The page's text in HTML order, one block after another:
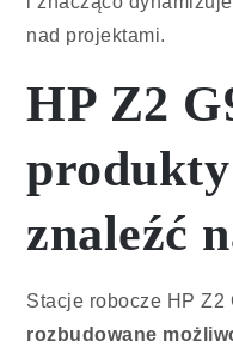
nad projektami.
HP Z2
produkty
znaleźć
Stacje robocze HP
rozbudowane